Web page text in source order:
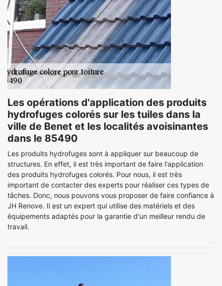
Les opérations d'application des produits
hydrofuges colorés sur les tuiles dans la
ville de Benet et les localités avoisinantes
dans le 85490
Les produits hydrofuges sont à appliquer sur beaucoup de
structures. En effet, il est très important de faire l'application
des produits hydrofuges colorés. Pour nous, il est très
important de contacter des experts pour réaliser ces types de
tâches. Donc, nous pouvons vous proposer de faire confiance à
JH Renove. Il est un expert qui utilise des matériels et des
équipements adaptés pour la garantie d'un meilleur rendu de
travail.